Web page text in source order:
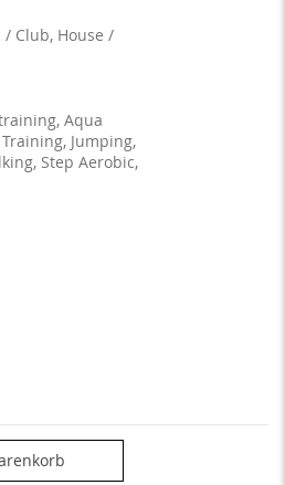
Club, House /
Aqua
Jumping,
Step Aerobic,